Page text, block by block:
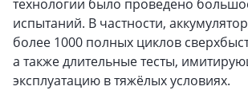
технологии было проведено
испытаний. В частности,
более 1000 полных циклов
а также длительные тесты,
эксплуатацию в тяжёлых условиях.